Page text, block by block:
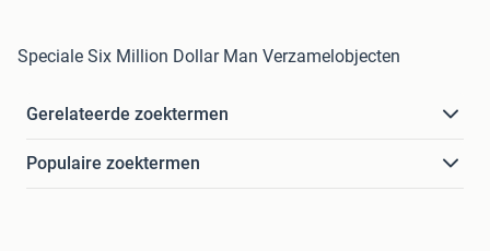
Speciale Six Million Dollar Man Verzamelobjecten
Gerelateerde zoektermen
Populaire zoektermen